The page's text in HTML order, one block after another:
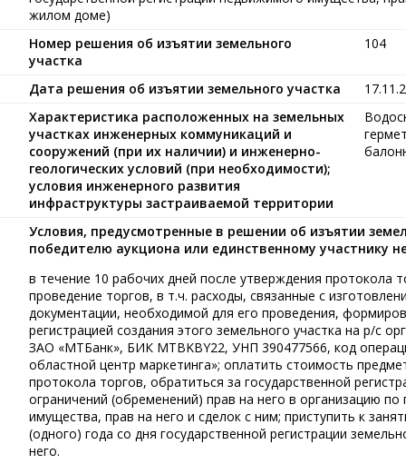
жилом доме)
Номер решения об изъятии земельного
участка
104
Дата решения об изъятии земельного участка
Характеристика расположенных на земельных
участках инженерных коммуникаций и
сооружений (при их наличии) и инженерно-
геологических условий (при необходимости);
условия инженерного развития
инфраструктуры застраиваемой территории
Условия, предусмотренные в решении об изъятии
победителю аукциона или единственному участнику
в течение 10 рабочих дней после утверждения протокола
проведение торгов, в т.ч. расходы, связанные с
документации, необходимой для его проведения,
регистрацией создания этого земельного участка на р/с
ЗАО «МТБанк», БИК MTBKBY22, УНП 390477566, код
областной центр маркетинга»; оплатить стоимость
протокола торгов, обратиться за государственной
ограничений (обременений) прав на него в организацию
имущества, прав на него и сделок с ним; приступить к
(одного) года со дня государственной регистрации
него.